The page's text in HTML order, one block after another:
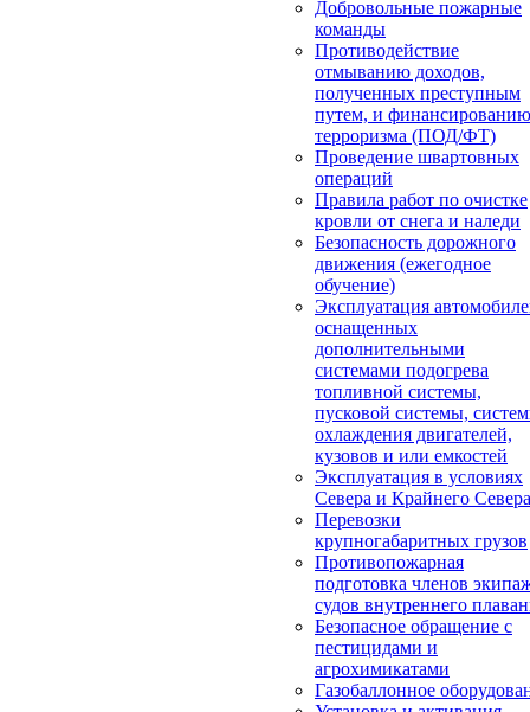
Добровольные пожарные
команды
Противодействие
отмыванию доходов,
полученных преступным
путем, и финансированию
терроризма (ПОД/ФТ)
Проведение швартовных
операций
Правила работ по очистке
кровли от снега и наледи
Безопасность дорожного
движения (ежегодное
обучение)
Эксплуатация
оснащенных
дополнительными
системами подогрева
топливной системы,
пусковой системы,
охлаждения двигателей,
кузовов и или емкостей
Эксплуатация в условиях
Севера и Крайнего Севера
Перевозки
крупногабаритных грузов
Противопожарная
подготовка членов
судов внутреннего
Безопасное обращение с
пестицидами и
агрохимикатами
Газобаллонное